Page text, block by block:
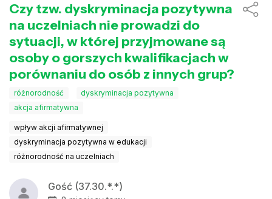
Czy tzw. dyskryminacja pozytywna
na uczelniach nie prowadzi do
sytuacji, w której przyjmowane są
osoby o gorszych kwalifikacjach w
porównaniu do osób z innych grup?
różnorodność
dyskryminacja pozytywna
akcja afirmatywna
wpływ akcji afirmatywnej
dyskryminacja pozytywna w edukacji
różnorodność na uczelniach
Gość (37.30.*.*)